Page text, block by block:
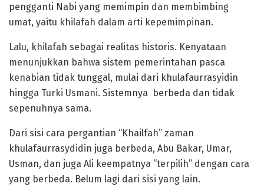
pengganti Nabi yang memimpin dan membimbing
umat, yaitu khilafah dalam arti kepemimpinan.
Lalu, khilafah sebagai realitas historis. Kenyataan
menunjukkan bahwa sistem pemerintahan pasca
kenabian tidak tunggal, mulai dari khulafaurrasyidin
hingga Turki Usmani. Sistemnya berbeda dan tidak
sepenuhnya sama.
Dari sisi cara pergantian “Khailfah” zaman
khulafaurrasydidin juga berbeda, Abu Bakar, Umar,
Usman, dan juga Ali keempatnya “terpilih” dengan cara
yang berbeda. Belum lagi dari sisi yang lain.